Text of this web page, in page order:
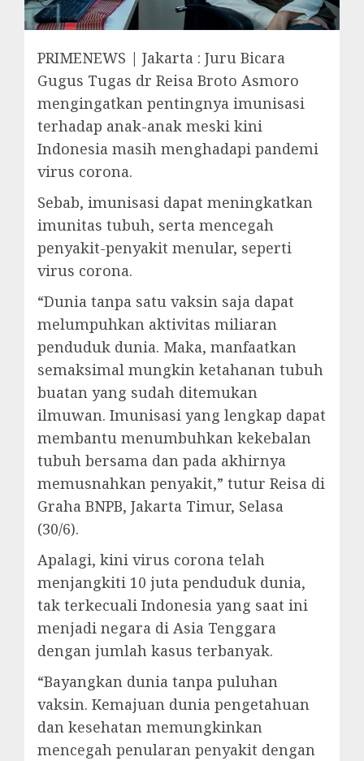
PRIMENEWS | Jakarta : Juru Bicara
Gugus Tugas dr Reisa Broto Asmoro
mengingatkan pentingnya imunisasi
terhadap anak-anak meski kini
Indonesia masih menghadapi pandemi
virus corona.
Sebab, imunisasi dapat meningkatkan
imunitas tubuh, serta mencegah
penyakit-penyakit menular, seperti
virus corona.
“Dunia tanpa satu vaksin saja dapat
melumpuhkan aktivitas miliaran
penduduk dunia. Maka, manfaatkan
semaksimal mungkin ketahanan tubuh
buatan yang sudah ditemukan
ilmuwan. Imunisasi yang lengkap dapat
membantu menumbuhkan kekebalan
tubuh bersama dan pada akhirnya
memusnahkan penyakit,” tutur Reisa di
Graha BNPB, Jakarta Timur, Selasa
(30/6).
Apalagi, kini virus corona telah
menjangkiti 10 juta penduduk dunia,
tak terkecuali Indonesia yang saat ini
menjadi negara di Asia Tenggara
dengan jumlah kasus terbanyak.
“Bayangkan dunia tanpa puluhan
vaksin. Kemajuan dunia pengetahuan
dan kesehatan memungkinkan
mencegah penularan penyakit dengan